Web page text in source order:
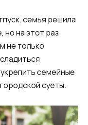
семья решила
но на этот раз
не только
семейные
суеты.